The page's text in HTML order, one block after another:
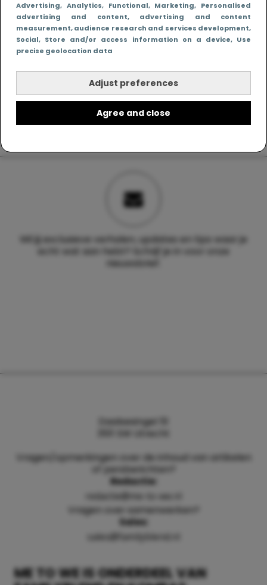
Advertising, Analytics, Functional, Marketing, Personalised
advertising and content, advertising and content
measurement, audience research and services development,
Social, Store and/or access information on a device, Use
precise geolocation data
Adjust preferences
Agree and close
Wil jij exclusieve verhalen, updates en tips waar je
echt wat aan hebt? Schrijf je in voor onze
nieuwsbrief.
ME TO WE IS ONDERDEEL VAN
Daalsesingel 51
3511 SW Utrecht
Vragen/opmerkingen over de inhoud van artikelen
of persberichten?
Redactie:
redactie@me-to-we.nl
Vragen over samenwerken?
Sales:
sales@familyblend.nl